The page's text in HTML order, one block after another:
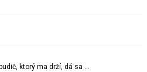
ktorý ma drží, dá sa …